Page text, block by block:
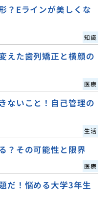
？Eラインが美しくな
知識
えた歯列矯正と横顔の
医療
ないこと！自己管理の
生活
？その可能性と限界
医療
だ！悩める大学3年生